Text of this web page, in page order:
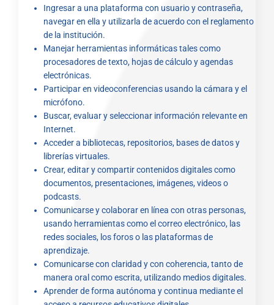
Ingresar a una plataforma con usuario y contraseña,
navegar en ella y utilizarla de acuerdo con el reglamento
de la institución.
Manejar herramientas informáticas tales como
procesadores de texto, hojas de cálculo y agendas
electrónicas.
Participar en videoconferencias usando la cámara y el
micrófono.
Buscar, evaluar y seleccionar información relevante en
Internet.
Acceder a bibliotecas, repositorios, bases de datos y
librerías virtuales.
Crear, editar y compartir contenidos digitales como
documentos, presentaciones, imágenes, videos o
podcasts.
Comunicarse y colaborar en línea con otras personas,
usando herramientas como el correo electrónico, las
redes sociales, los foros o las plataformas de
aprendizaje.
Comunicarse con claridad y con coherencia, tanto de
manera oral como escrita, utilizando medios digitales.
Aprender de forma autónoma y continua mediante el